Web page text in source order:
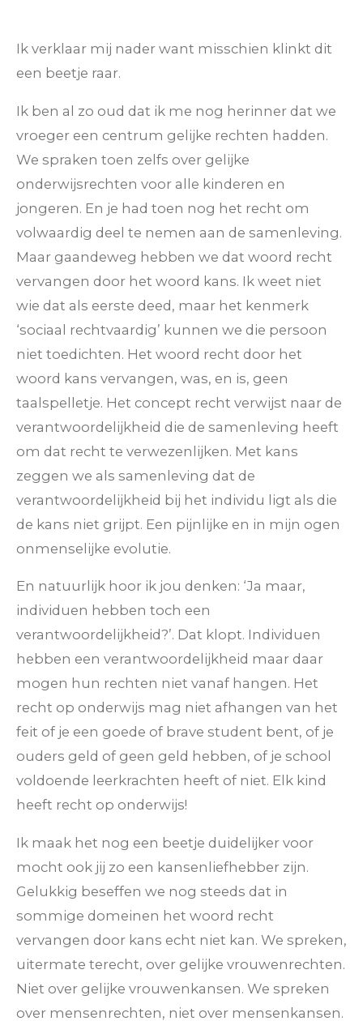
Ik verklaar mij nader want misschien klinkt dit
een beetje raar.
Ik ben al zo oud dat ik me nog herinner dat we
vroeger een centrum gelijke rechten hadden.
We spraken toen zelfs over gelijke
onderwijsrechten voor alle kinderen en
jongeren. En je had toen nog het recht om
volwaardig deel te nemen aan de samenleving.
Maar gaandeweg hebben we dat woord recht
vervangen door het woord kans. Ik weet niet
wie dat als eerste deed, maar het kenmerk
‘sociaal rechtvaardig’ kunnen we die persoon
niet toedichten. Het woord recht door het
woord kans vervangen, was, en is, geen
taalspelletje. Het concept recht verwijst naar de
verantwoordelijkheid die de samenleving heeft
om dat recht te verwezenlijken. Met kans
zeggen we als samenleving dat de
verantwoordelijkheid bij het individu ligt als die
de kans niet grijpt. Een pijnlijke en in mijn ogen
onmenselijke evolutie.
En natuurlijk hoor ik jou denken: ‘Ja maar,
individuen hebben toch een
verantwoordelijkheid?’. Dat klopt. Individuen
hebben een verantwoordelijkheid maar daar
mogen hun rechten niet vanaf hangen. Het
recht op onderwijs mag niet afhangen van het
feit of je een goede of brave student bent, of je
ouders geld of geen geld hebben, of je school
voldoende leerkrachten heeft of niet. Elk kind
heeft recht op onderwijs!
Ik maak het nog een beetje duidelijker voor
mocht ook jij zo een kansenliefhebber zijn.
Gelukkig beseffen we nog steeds dat in
sommige domeinen het woord recht
vervangen door kans echt niet kan. We spreken,
uitermate terecht, over gelijke vrouwenrechten.
Niet over gelijke vrouwenkansen. We spreken
over mensenrechten, niet over mensenkansen.